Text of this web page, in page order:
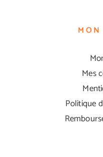
Mes
Politique